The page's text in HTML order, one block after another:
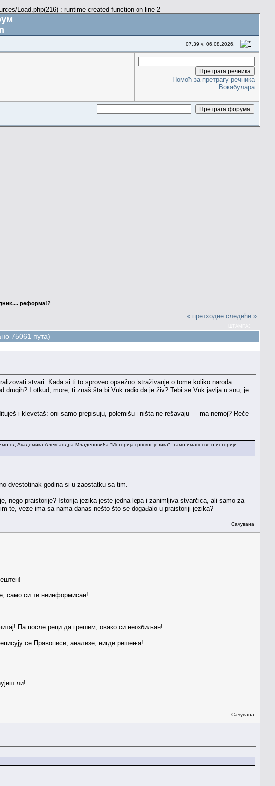
Load.php(216) : runtime-created function on line 2
07.39 ч. 06.08.2026.
Помоћ за претрагу речника
Вокабулара
реформа!?
« претходне следеће »
75061 пута)
stvari. Kada si ti to sproveo opsežno istraživanje o tome koliko naroda
I otkud, more, ti znaš šta bi Vuk radio da je živ? Tebi se Vuk javlja u snu, je
i klevetaš: oni samo prepisuju, polemišu i ništa ne rešavaju — ma nemoj? Reče
од Академика Александра Младеновића "Историја српског језика", тамо имаш све о историји
dvestotinak godina si u zaostatku sa tim.
nego praistorije? Istorija jezika jeste jedna lepa i zanimljiva stvarčica, ali samo za
te, veze ima sa nama danas nešto što se događalo u praistoriji jezika?
Сачувана
само си ти неинформисан!
Па после реци да грешим, овако си неозбиљан!
се Правописи, анализе, нигде решења!
ли!
Сачувана